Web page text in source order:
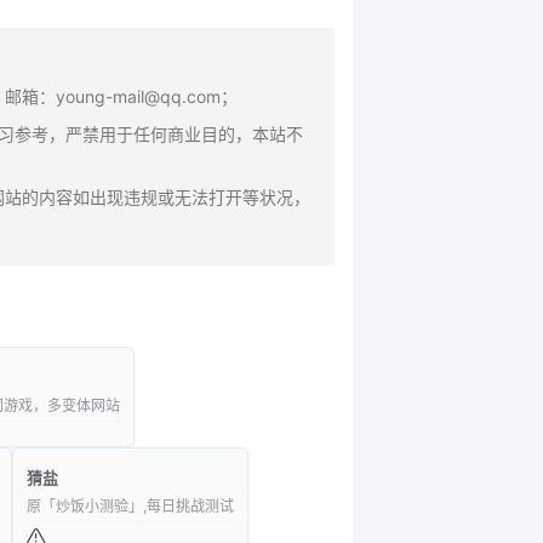
箱：young-mail@qq.com；
参考，严禁用于任何商业目的，本站不
的内容如出现违规或无法打开等状况，
戏，多变体网站
猜盐
原「炒饭小测验」,每日挑战测试